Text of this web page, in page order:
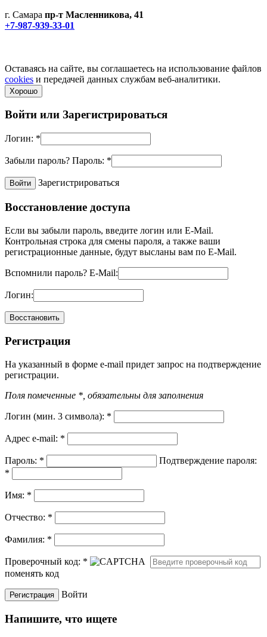
г. Самара пр-т Масленникова, 41
+7-987-939-33-01
Оставаясь на сайте, вы соглашаетесь на использование файлов
cookies и передачей данных службам веб-аналитики.
Хорошо
Войти или Зарегистрироваться
Логин: *
Забыли пароль? Пароль: *
Зарегистрироваться
Восстановление доступа
Если вы забыли пароль, введите логин или E-Mail.
Контрольная строка для смены пароля, а также ваши
регистрационные данные, будут высланы вам по E-Mail.
Вспомнили пароль? E-Mail:
Логин:
Регистрация
На указанный в форме e-mail придет запрос на подтверждение
регистрации.
Поля помеченные *, обязательны для заполнения
Логин (мин. 3 символа): *
Адрес e-mail: *
Пароль: *
Подтверждение пароля:
*
Имя: *
Отчество: *
Фамилия: *
Проверочный код: *
поменять код
Войти
Напишите, что ищете